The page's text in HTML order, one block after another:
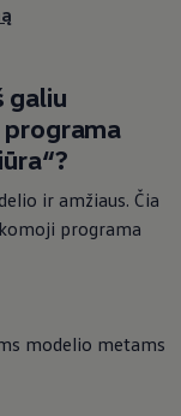
WLAN
nustatyta
sistema
atskiros
pasirinktą
galiu
ir amžiaus. Čia
programa
modelio metams